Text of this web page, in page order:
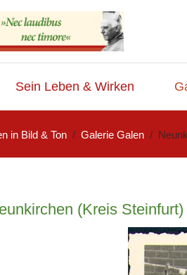
Sein Leben & Wirken
in Bild & Ton Galerie Galen
(Kreis Steinfurt)